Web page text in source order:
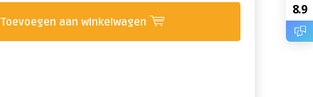
Toevoegen aan winkelwagen
8.9